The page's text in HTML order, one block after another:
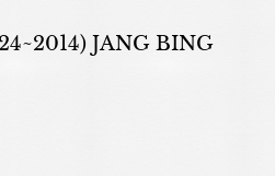
JANG BING